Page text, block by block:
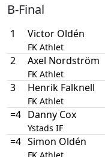
B-Final
1 Victor Oldén
FK Athlet
2 Axel Nordström
FK Athlet
3 Henrik Falknell
FK Athlet
=4 Danny Cox
Ystads IF
=4 Simon Oldén
FK Athlet